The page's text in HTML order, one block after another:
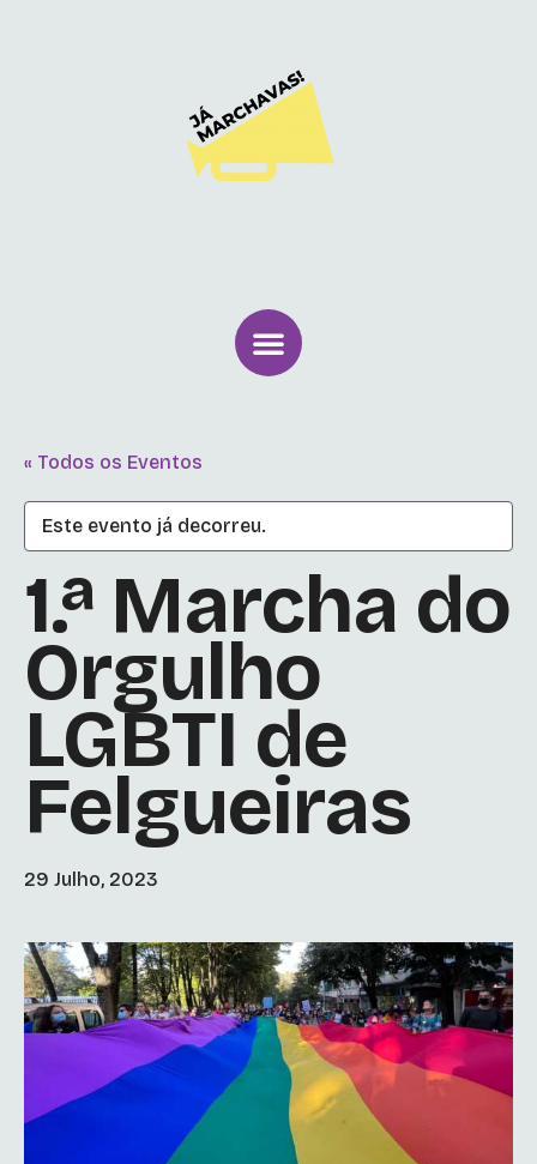
« Todos os Eventos
Este evento já decorreu.
1.ª Marcha do
Orgulho
LGBTI de
Felgueiras
29 Julho, 2023